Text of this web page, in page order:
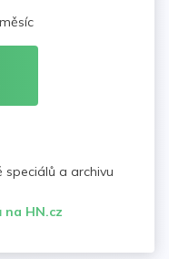
speciálů a archivu
na HN.cz